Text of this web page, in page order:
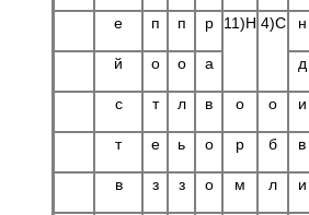
е п п р 11)Н 4)С н
й о о а д
с т л в о о и
т е ь о р б в
в з з о м л и